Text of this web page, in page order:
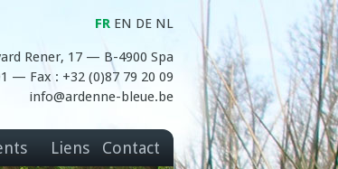
FR EN DE NL
Rener, 17 — B-4900 Spa
— Fax : +32 (0)87 79 20 09
info@ardenne-bleue.be
Liens Contact